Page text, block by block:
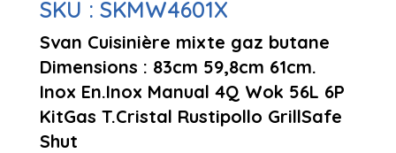
SKU : SKMW4601X
Svan Cuisinière mixte gaz butane
Dimensions : 83cm 59,8cm 61cm.
Inox En.Inox Manual 4Q Wok 56L 6P
KitGas T.Cristal Rustipollo GrillSafe
Shut